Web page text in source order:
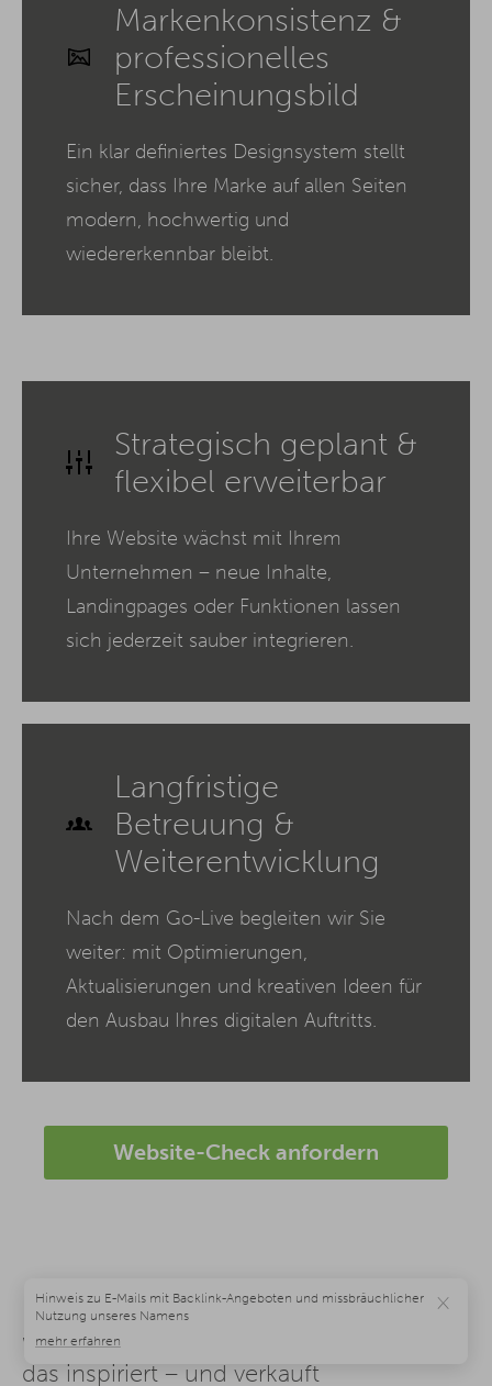
Markenkonsistenz &
professionelles
Erscheinungsbild
Ein klar definiertes Designsystem stellt
sicher, dass Ihre Marke auf allen Seiten
modern, hochwertig und
wiedererkennbar bleibt.
Strategisch geplant &
flexibel erweiterbar
Ihre Website wächst mit Ihrem
Unternehmen – neue Inhalte,
Landingpages oder Funktionen lassen
sich jederzeit sauber integrieren.
Langfristige
Betreuung &
Weiterentwicklung
Nach dem Go-Live begleiten wir Sie
weiter: mit Optimierungen,
Aktualisierungen und kreativen Ideen für
den Ausbau Ihres digitalen Auftritts.
Website-Check anfordern
Webdesign Agentur Bielefeld: Design,
das inspiriert – und verkauft
×